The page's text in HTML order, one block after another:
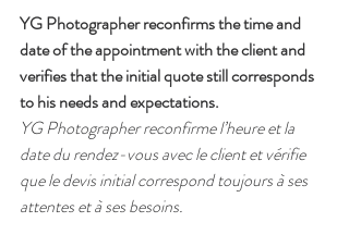
YG Photographer reconfirms the time and
date of the appointment with the client and
verifies that the initial quote still corresponds
to his needs and expectations.
YG Photographer reconfirme l’heure et la
date du rendez-vous avec le client et vérifie
que le devis initial correspond toujours à ses
attentes et à ses besoins.